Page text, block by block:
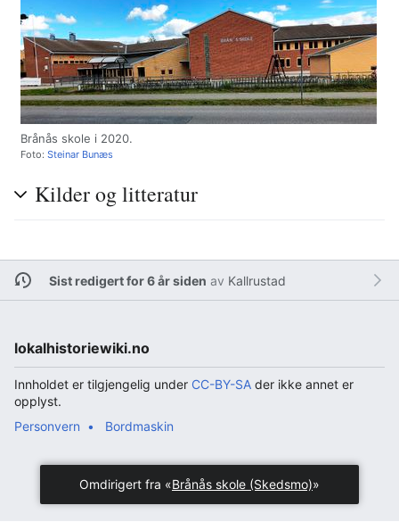
Brånås skole i 2020.
Foto: Steinar Bunæs
Kilder og litteratur
Sist redigert for 6 år siden av Kallrustad
lokalhistoriewiki.no
Innholdet er tilgjengelig under CC-BY-SA der ikke annet er
opplyst.
Personvern
Bordmaskin
Omdirigert fra «Brånås skole (Skedsmo)»